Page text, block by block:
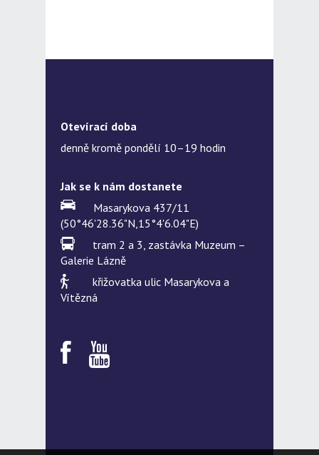
Otevírací doba
denně kromě pondělí 10–19 hodin
Jak se k nám dostanete
Masarykova 437/11
(50°46'28.36"N,15°4'6.04"E)
tram 2 a 3, zastávka Muzeum –
Galerie Lázně
křižovatka ulic Masarykova a
Vítězná